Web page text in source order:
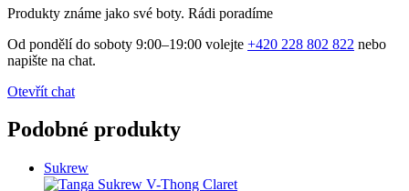
Produkty známe jako své boty. Rádi poradíme
Od pondělí do soboty 9:00–19:00 volejte +420 228 802 822 nebo
napište na chat.
Otevřít chat
Podobné produkty
Sukrew